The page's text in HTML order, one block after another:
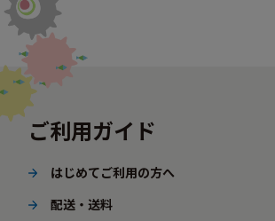
ご利用ガイド
はじめてご利用の方へ
配送・送料